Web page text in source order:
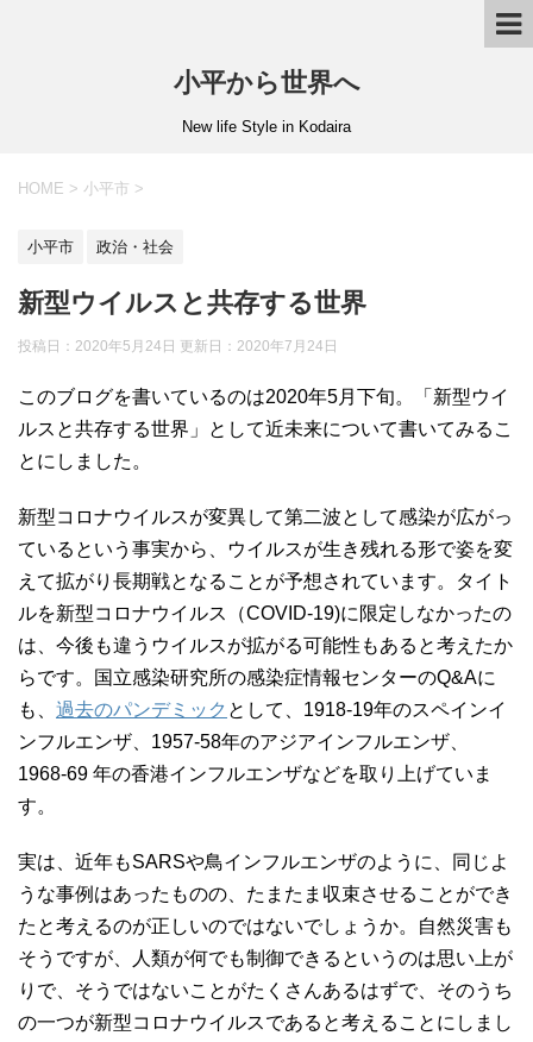
小平から世界へ
New life Style in Kodaira
HOME > 小平市 >
小平市 政治・社会
新型ウイルスと共存する世界
投稿日：2020年5月24日 更新日： 2020年7月24日
このブログを書いているのは2020年5月下旬。「新型ウイ
ルスと共存する世界」として近未来について書いてみるこ
とにしました。
新型コロナウイルスが変異して第二波として感染が広がっ
ているという事実から、ウイルスが生き残れる形で姿を変
えて拡がり長期戦となることが予想されています。タイト
ルを新型コロナウイルス（COVID-19)に限定しなかったの
は、今後も違うウイルスが拡がる可能性もあると考えたか
らです。国立感染研究所の感染症情報センターのQ&Aに
も、 過去のパンデミック として、1918-19年のスペインイ
ンフルエンザ、1957-58年のアジアインフルエンザ、
1968-69 年の香港インフルエンザなどを取り上げていま
す。
実は、近年もSARSや鳥インフルエンザのように、同じよ
うな事例はあったものの、たまたま収束させることができ
たと考えるのが正しいのではないでしょうか。自然災害も
そうですが、人類が何でも制御できるというのは思い上が
りで、そうではないことがたくさんあるはずで、そのうち
の一つが新型コロナウイルスであると考えることにしまし